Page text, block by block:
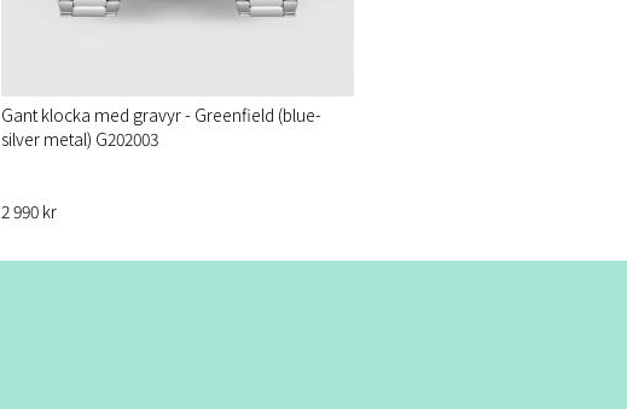
Gant klocka med gravyr - Greenfield (blue-
silver metal) G202003
2 990 kr